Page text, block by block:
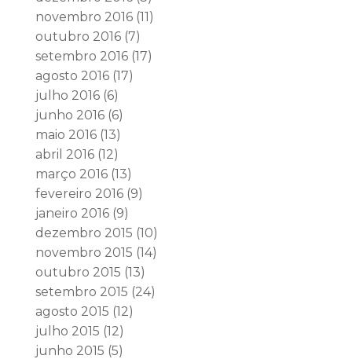
novembro 2016(11)
outubro 2016(7)
setembro 2016(17)
agosto 2016(17)
julho 2016(6)
junho 2016(6)
maio 2016(13)
abril 2016(12)
março 2016(13)
fevereiro 2016(9)
janeiro 2016(9)
dezembro 2015 (10)
novembro 2015 (14)
outubro 2015 (13)
setembro 2015 (24)
agosto 2015 (12)
julho 2015 (12)
junho 2015 (5)